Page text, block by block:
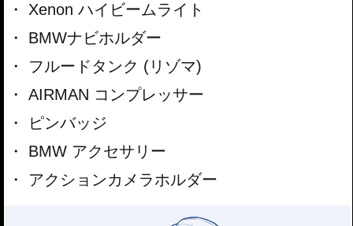
Xenon ハイビームライト
BMWナビホルダー
フルードタンク (リゾマ)
AIRMAN コンプレッサー
ピンバッジ
BMW アクセサリー
アクションカメラホルダー